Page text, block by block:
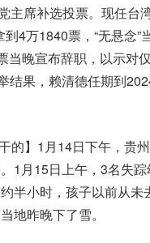
主席补选投票。现任台
4万1840票，“无悬念”
当晚宣布辞职，以示对
结果，赖清德任期到
的】1月14日下午，贵
1月15日上午，3名失踪
半小时，孩子以前从未
地昨晚下了雪。